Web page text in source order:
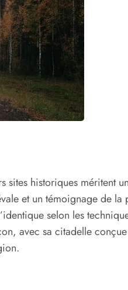
historiques méritent
et un témoignage de la
selon les
avec sa citadelle